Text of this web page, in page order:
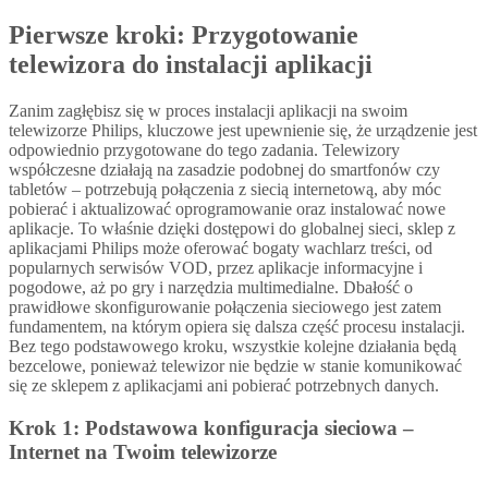
Pierwsze kroki: Przygotowanie
telewizora do instalacji aplikacji
Zanim zagłębisz się w proces instalacji aplikacji na swoim
telewizorze Philips, kluczowe jest upewnienie się, że urządzenie jest
odpowiednio przygotowane do tego zadania. Telewizory
współczesne działają na zasadzie podobnej do smartfonów czy
tabletów – potrzebują połączenia z siecią internetową, aby móc
pobierać i aktualizować oprogramowanie oraz instalować nowe
aplikacje. To właśnie dzięki dostępowi do globalnej sieci, sklep z
aplikacjami Philips może oferować bogaty wachlarz treści, od
popularnych serwisów VOD, przez aplikacje informacyjne i
pogodowe, aż po gry i narzędzia multimedialne. Dbałość o
prawidłowe skonfigurowanie połączenia sieciowego jest zatem
fundamentem, na którym opiera się dalsza część procesu instalacji.
Bez tego podstawowego kroku, wszystkie kolejne działania będą
bezcelowe, ponieważ telewizor nie będzie w stanie komunikować
się ze sklepem z aplikacjami ani pobierać potrzebnych danych.
Krok 1: Podstawowa konfiguracja sieciowa –
Internet na Twoim telewizorze